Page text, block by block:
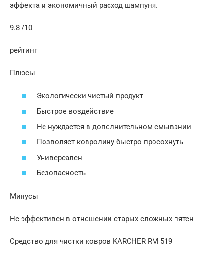
эффекта и экономичный расход шампуня.
9.8 /10
рейтинг
Плюсы
Экологически чистый продукт
Быстрое воздействие
Не нуждается в дополнительном смывании
Позволяет ковролину быстро просохнуть
Универсален
Безопасность
Минусы
Не эффективен в отношении старых сложных пятен
Средство для чистки ковров KARCHER RM 519